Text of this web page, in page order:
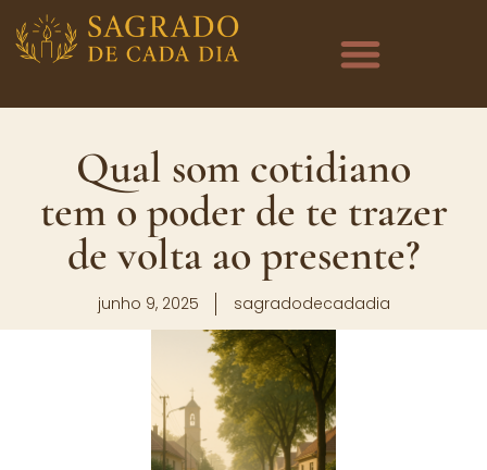
Qual som cotidiano
tem o poder de te trazer
de volta ao presente?
junho 9, 2025 sagradodecadadia